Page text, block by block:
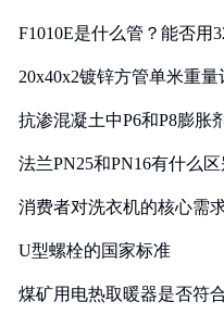
F1010E是什么管？能否用
20x40x2镀锌方管单米重
抗渗混凝土中P6和P8膨胀
法兰PN25和PN16有什么区
消费者对洗衣机的核心需
U型螺栓的国家标准
煤矿用电热取暖器是否符